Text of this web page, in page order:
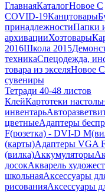
ГлавнаяКаталогНовое С
COVID-19Канцтовары
принадлежностиПапки
архивацииХозтовары
2016Школа 2015
техникаСпецодежда,
товара из экселяНовое С
сувениры
Тетради 40-48 листов
КлейКартотеки
инвентарь
цветныеАдаптеры
F(розетка) - DVI-D
(карты)Адаптеры VGA
(вилка)Аккумуляторы
досокАкварель
школьнаяАксессуары
рисованияАксессуары